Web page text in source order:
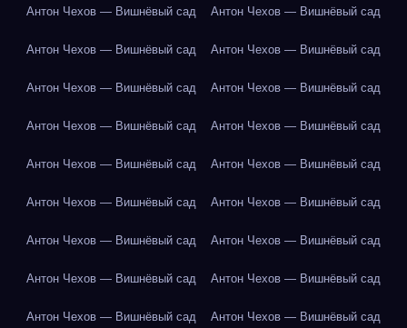
Антон Чехов — Вишнёвый сад Антон Чехов — Вишнёвый сад
Антон Чехов — Вишнёвый сад Антон Чехов — Вишнёвый сад
Антон Чехов — Вишнёвый сад Антон Чехов — Вишнёвый сад
Антон Чехов — Вишнёвый сад Антон Чехов — Вишнёвый сад
Антон Чехов — Вишнёвый сад Антон Чехов — Вишнёвый сад
Антон Чехов — Вишнёвый сад Антон Чехов — Вишнёвый сад
Антон Чехов — Вишнёвый сад Антон Чехов — Вишнёвый сад
Антон Чехов — Вишнёвый сад Антон Чехов — Вишнёвый сад
Антон Чехов — Вишнёвый сад Антон Чехов — Вишнёвый сад